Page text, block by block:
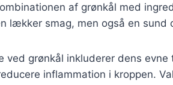
af grønkål med
lækker smag, men også en sund
ved grønkål inkluderer dens evne
inflammation i kroppen.